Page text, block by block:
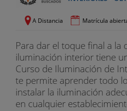
A Distancia Matrícula
Para dar el toque final a la
iluminación interior tiene
Curso de Iluminación de
te permite aprender todo
instalar la iluminación
en cualquier